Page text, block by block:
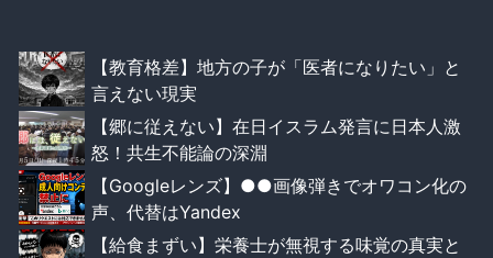
【教育格差】地方の子が「医者になりたい」と
言えない現実
【郷に従えない】在日イスラム発言に日本人激
怒！共生不能論の深淵
【Googleレンズ】●●画像弾きでオワコン化の
声、代替はYandex
【給食まずい】栄養士が無視する味覚の真実と